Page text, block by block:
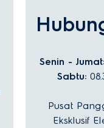
Senin - Jumat:
Sabtu:
Pusat
Eksklusif